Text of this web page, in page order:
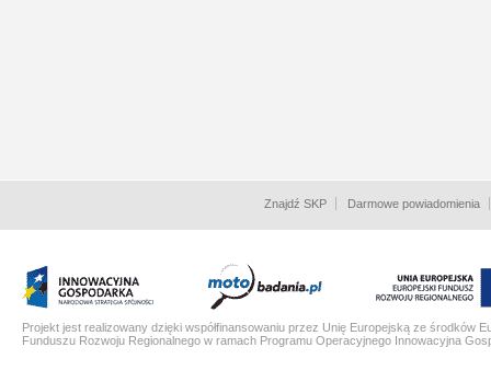
Znajdź SKP Darmowe powiadomienia
Projekt jest realizowany dzięki współfinansowaniu przez Unię Europejską ze środków
Funduszu Rozwoju Regionalnego w ramach Programu Operacyjnego Innowacyjna